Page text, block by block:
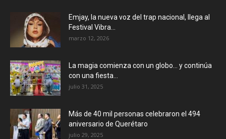
Emjay, la nueva voz del trap nacional, llega al
Festival Vibra...
marzo 12, 2026
La magia comienza con un globo… y continúa
con una fiesta...
julio 31, 2025
Más de 40 mil personas celebraron el 494
aniversario de Querétaro
julio 29, 2025